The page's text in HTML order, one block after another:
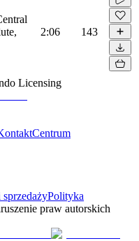
2:06 143
Licensing
Centrum
Polityka
praw autorskich